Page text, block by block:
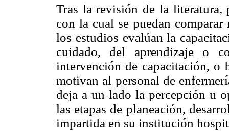
Tras la revisión de la literatura,
con la cual se puedan
los estudios evalúan la
cuidado, del aprendizaje o
intervención de capacitación, o
motivan al personal de
deja a un lado la percepción u
las etapas de planeación,
impartida en su institución